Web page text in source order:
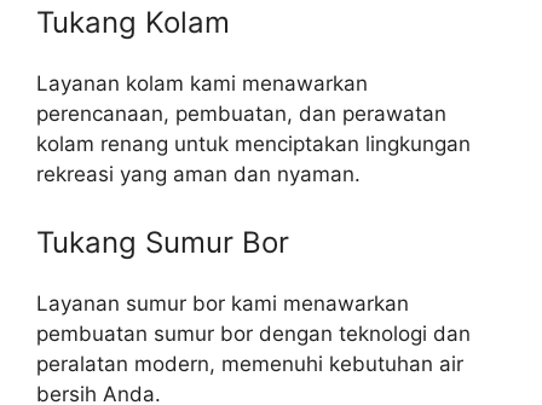
Tukang Kolam
Layanan kolam kami menawarkan
perencanaan, pembuatan, dan perawatan
kolam renang untuk menciptakan lingkungan
rekreasi yang aman dan nyaman.
Tukang Sumur Bor
Layanan sumur bor kami menawarkan
pembuatan sumur bor dengan teknologi dan
peralatan modern, memenuhi kebutuhan air
bersih Anda.